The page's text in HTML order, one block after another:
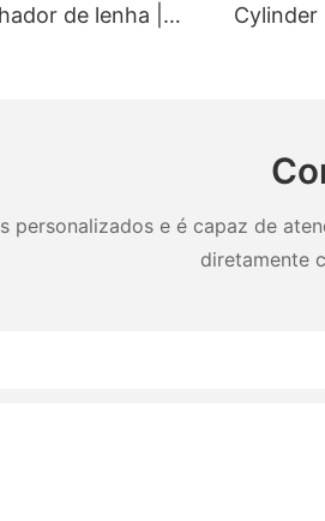
de lenha |
Cylinder
personalizados e é capaz de
diretamente